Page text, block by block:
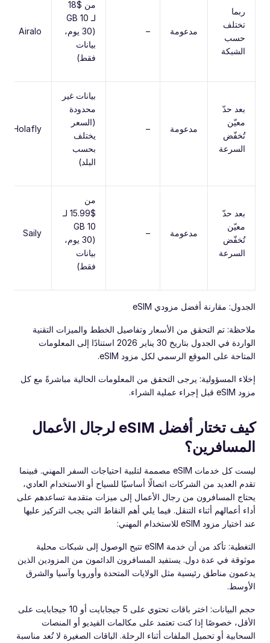
ربما
تختلف
حسب
الشبكة
مدعومة –
من $18
لـ 10 GB
(30 يوم،
بيانات
فقط)
Airalo
بعد حدّ
معيّن
تُخفّض
السرعة
مدعومة –
بيانات غير
محدودة
(السعر
يختلف
بحسب
البلد)
Holafly
بعد حدّ
معيّن
تُخفّض
السرعة
مدعومة –
من
$15.99 لـ
10 GB
(30 يوم،
بيانات
فقط)
Saily
الجدول: مقارنة أفضل مزودي eSIM
ملاحظة: تم التحقق من الأسعار وتفاصيل الخطط والميزات التقنية
الواردة في الجدول بتاريخ 30 يناير 2026 استنادًا إلى المعلومات
المتاحة على الموقع الرسمي لكل مزود eSIM.
إخلاء المسؤولية: يرجى التحقق من المعلومات الحالية مباشرةً مع كل
مزود eSIM قبل إجراء عملية الشراء.
كيف تختار أفضل eSIM لرجال الأعمال
المسافرين؟
ليست كل خدمات eSIM مصممة لتلبية احتياجات السفر المهني. فبينما
تقدم العديد من الشركات اتصالًا أساسيًا للسياح أو الاستخدام العادي،
يحتاج المسافرون من رجال الأعمال إلى ميزات متقدمة تساعدهم على
أداء أعمالهم أثناء التنقل. فيما يلي أهم النقاط التي يجب التركيز عليها
عند اختيار مزود eSIM للاستخدام المهني:
التغطية: تأكد من أن خدمة eSIM تتيح الوصول إلى شبكات محلية
موثوقة في عدة دول. يستفيد المسافرون الدائمون من المزودين الذين
يدعمون مناطق رئيسية مثل الولايات المتحدة وأوروبا وآسيا والشرق
الأوسط.
حجم البيانات: اختر باقات تحتوي على 5 جيجابايت أو 10 جيجابايت على
الأقل، خصوصًا إذا كنت تعتمد على مكالمات الفيديو أو المنصات
السحابية أو تحميل الملفات أثناء الرحلة. الباقات الصغيرة لا تُعد مناسبة